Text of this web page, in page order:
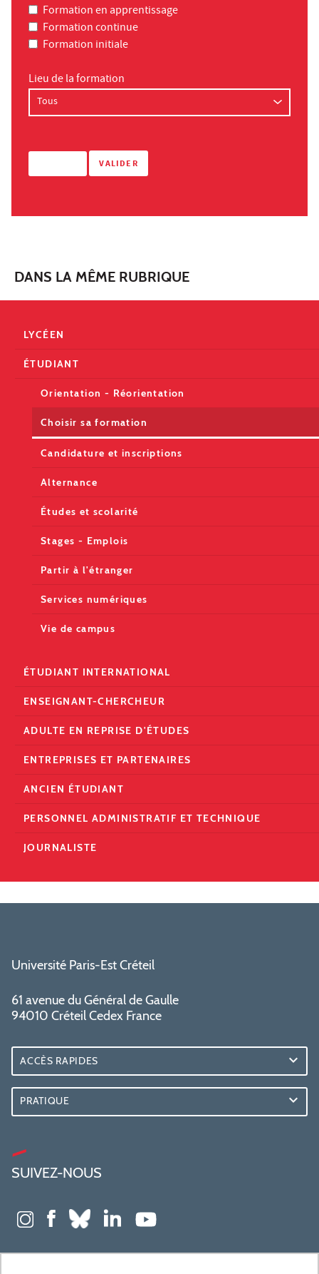
Formation en apprentissage
Formation continue
Formation initiale
Lieu de la formation
DANS LA MÊME RUBRIQUE
LYCÉEN
ÉTUDIANT
Orientation - Réorientation
Choisir sa formation
Candidature et inscriptions
Alternance
Études et scolarité
Stages - Emplois
Partir à l'étranger
Services numériques
Vie de campus
ÉTUDIANT INTERNATIONAL
ENSEIGNANT-CHERCHEUR
ADULTE EN REPRISE D'ÉTUDES
ENTREPRISES ET PARTENAIRES
ANCIEN ÉTUDIANT
PERSONNEL ADMINISTRATIF ET TECHNIQUE
JOURNALISTE
Université Paris-Est Créteil
61 avenue du Général de Gaulle
94010 Créteil Cedex France
ACCÈS RAPIDES
PRATIQUE
SUIVEZ-NOUS